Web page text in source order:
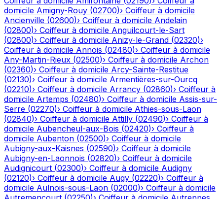
domicile Amigny-Rouy (02700)› Coiffeur à domicile
Ancienville (02600)› Coiffeur à domicile Andelain
(02800)› Coiffeur à domicile Anguilcourt-le-Sart
(02800)› Coiffeur à domicile Anizy-le-Grand (02320)›
Coiffeur à domicile Annois (02480)› Coiffeur à domicile
Any-Martin-Rieux (02500)› Coiffeur à domicile Archon
(02360)› Coiffeur à domicile Arcy-Sainte-Restitue
(02130)› Coiffeur à domicile Armentières-sur-Ourcq
(02210)› Coiffeur à domicile Arrancy (02860)› Coiffeur à
domicile Artemps (02480)› Coiffeur à domicile Assis-sur-
Serre (02270)› Coiffeur à domicile Athies-sous-Laon
(02840)› Coiffeur à domicile Attilly (02490)› Coiffeur à
domicile Aubencheul-aux-Bois (02420)› Coiffeur à
domicile Aubenton (02500)› Coiffeur à domicile
Aubigny-aux-Kaisnes (02590)› Coiffeur à domicile
Aubigny-en-Laonnois (02820)› Coiffeur à domicile
Audignicourt (02300)› Coiffeur à domicile Audigny
(02120)› Coiffeur à domicile Augy (02220)› Coiffeur à
domicile Aulnois-sous-Laon (02000)› Coiffeur à domicile